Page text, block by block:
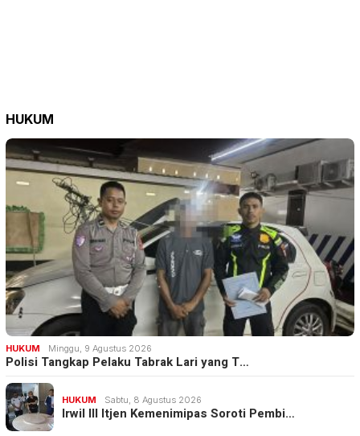
HUKUM
HUKUM Minggu, 9 Agustus 2026
Polisi Tangkap Pelaku Tabrak Lari yang T…
HUKUM Sabtu, 8 Agustus 2026
Irwil III Itjen Kemenimipas Soroti Pembi…